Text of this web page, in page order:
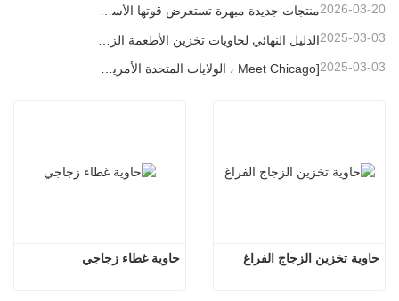
منتجات جديدة مبهرة تستعرض قوتها الأساسية | إطلاق زجاج لينو الخاص في معرض أمبيانتي فرانكفورت 2026-03-20
2025-03-03
2025-03-03
حاوية غطاء زجاجي حاوية تخزين الزجاج الفراغ